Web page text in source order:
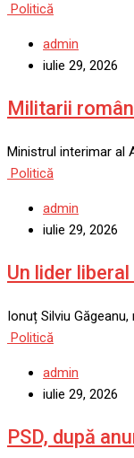
Politică
admin
iulie 29, 2026
Militarii
Ministrul interimar al
Politică
admin
iulie 29, 2026
Un lider
Ionuț Silviu
Politică
admin
iulie 29, 2026
PSD, după